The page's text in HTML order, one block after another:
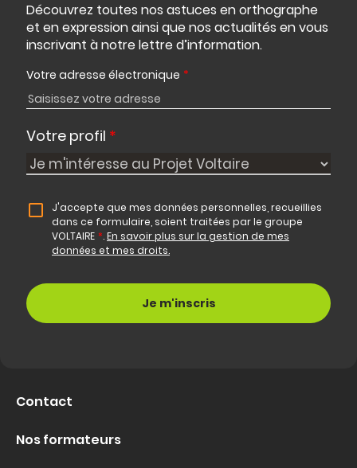
Découvrez toutes nos astuces en orthographe
et en expression ainsi que nos actualités en vous
inscrivant à notre lettre d’information.
Votre adresse électronique *
Votre profil *
J'accepte que mes données personnelles, recueillies
dans ce formulaire, soient traitées par le groupe
VOLTAIRE *.En savoir plus sur la gestion de mes
données et mes droits.
Contact
Nos formateurs